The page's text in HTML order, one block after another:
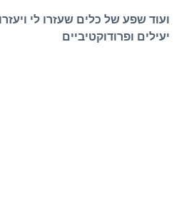
ועוד שפע של כלים שעזרו לי
יעילים ופרודוקטיביים